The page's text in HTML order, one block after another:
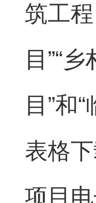
筑工
目”“
目”和
表格
项目